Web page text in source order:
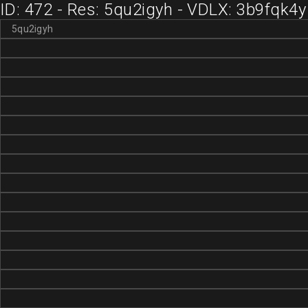
ID: 472 - Res: 5qu2igyh - VDLX: 3b9fqk4y